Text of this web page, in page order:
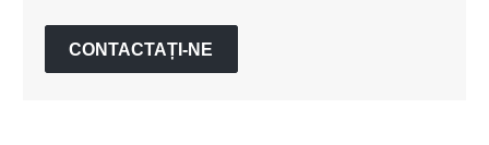
CONTACTAȚI-NE